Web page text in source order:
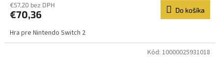
€57,20 bez DPH
€70,36 Do košíka
Hra pre Nintendo Switch 2
Kód: 10000025931018